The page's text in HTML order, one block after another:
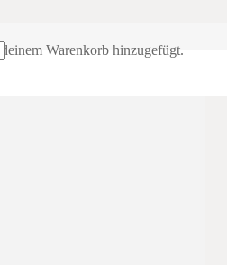
deinem Warenkorb hinzugefügt.
Ball